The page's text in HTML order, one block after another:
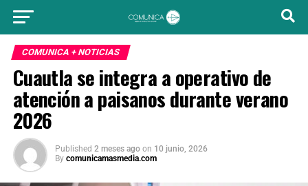
COMUNICA + NOTICIAS
Cuautla se integra a operativo de
atención a paisanos durante verano
2026
Published 2 meses ago on 10 junio, 2026
By comunicamasmedia.com